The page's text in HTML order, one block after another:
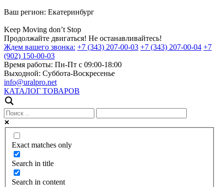
Ваш регион: Екатеринбург
Keep Moving don’t Stop
Продолжайте двигаться! Не останавливайтесь!
Ждем вашего звонка: +7 (343) 207-00-03 +7 (343) 207-00-04 +7
(902) 150-00-03
Время работы: Пн-Пт с 09:00-18:00
Выходной: Суббота-Воскресенье
info@uralpro.net
КАТАЛОГ ТОВАРОВ
Exact matches only
Search in title
Search in content